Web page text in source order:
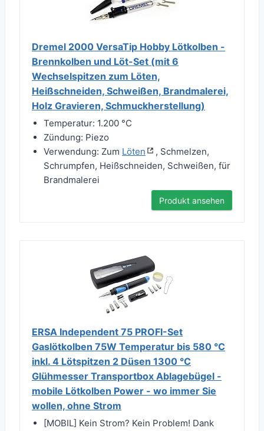
Dremel 2000 VersaTip Hobby Lötkolben -
Brennkolben und Löt-Set (mit 6
Wechselspitzen zum Löten,
Heißschneiden, Schweißen, Brandmalerei,
Holz Gravieren, Schmuckherstellung)
Temperatur: 1.200 °C
Zündung: Piezo
Verwendung: Zum Löten
, Schmelzen,
Schrumpfen, Heißschneiden, Schweißen, für
Brandmalerei
Produkt ansehen
ERSA Independent 75 PROFI-Set
Gaslötkolben 75W Temperatur bis 580 °C
inkl. 4 Lötspitzen 2 Düsen 1300 °C
Glühmesser Transportbox Ablagebügel -
mobile Lötkolben Power - wo immer Sie
wollen, ohne Strom
[MOBIL] Kein Strom? Kein Problem! Dank